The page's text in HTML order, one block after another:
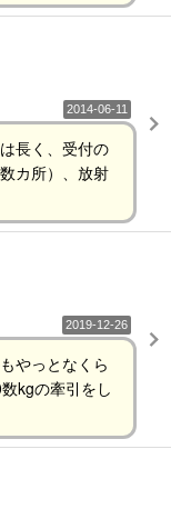
2014-06-11
長く、受付の
カ所）、放射
2019-12-26
やっとなくら
kgの牽引をし